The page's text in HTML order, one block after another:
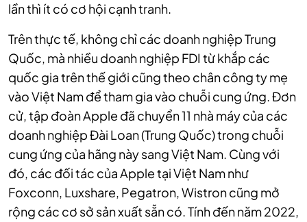
lần thì ít có cơ hội cạnh tranh.
Trên thực tế, không chỉ các doanh nghiệp Trung
Quốc, mà nhiều doanh nghiệp FDI từ khắp các
quốc gia trên thế giới cũng theo chân công ty mẹ
vào Việt Nam để tham gia vào chuỗi cung ứng. Đơn
cử,tập đoàn Apple đã chuyển 11 nhà máy của các
doanh nghiệp Đài Loan (Trung Quốc) trong chuỗi
cung ứng của hãng này sang Việt Nam. Cùng với
đó, các đối tác của Apple tại Việt Nam như
Foxconn, Luxshare, Pegatron, Wistron cũng mở
rộng các cơ sở sản xuất sẵn có. Tính đến năm 2022,